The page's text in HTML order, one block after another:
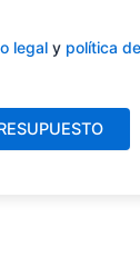
legal y política